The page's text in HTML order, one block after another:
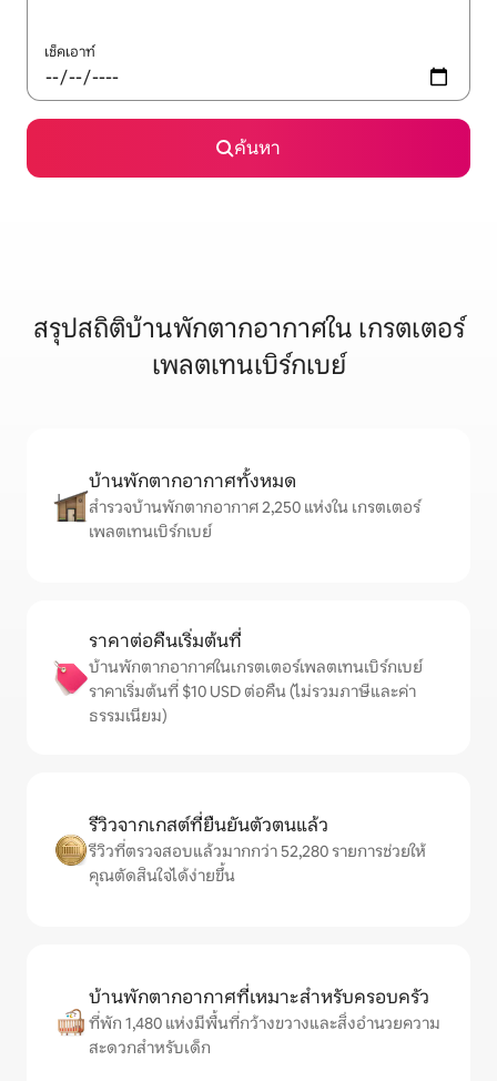
เช็คเอาท์
ค้นหา
สรุปสถิติบ้านพักตากอากาศใน เกรตเตอร์
เพลตเทนเบิร์กเบย์
บ้านพักตากอากาศทั้งหมด
สำรวจบ้านพักตากอากาศ 2,250 แห่งใน เกรตเตอร์
เพลตเทนเบิร์กเบย์
ราคาต่อคืนเริ่มต้นที่
บ้านพักตากอากาศในเกรตเตอร์เพลตเทนเบิร์กเบย์
ราคาเริ่มต้นที่ $10 USD ต่อคืน (ไม่รวมภาษีและค่า
ธรรมเนียม)
รีวิวจากเกสต์ที่ยืนยันตัวตนแล้ว
รีวิวที่ตรวจสอบแล้วมากกว่า 52,280 รายการช่วยให้
คุณตัดสินใจได้ง่ายขึ้น
บ้านพักตากอากาศที่เหมาะสำหรับครอบครัว
ที่พัก 1,480 แห่งมีพื้นที่กว้างขวางและสิ่งอำนวยความ
สะดวกสำหรับเด็ก